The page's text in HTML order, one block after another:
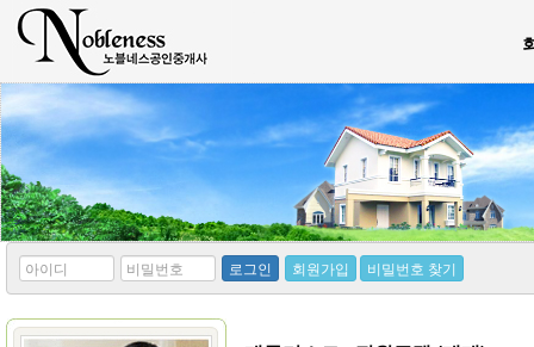
*
아
디
*
비
번
로그인 회원가입 비밀번호 찾기